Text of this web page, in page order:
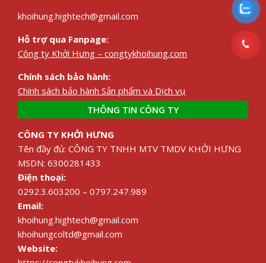
khoihung.hightech@gmail.com
Hỗ trợ qua Fanpage:
Công ty Khởi Hưng – congtykhoihung.com
Chính sách bảo hành:
Chính sách bảo hành Sản phẩm và Dịch vụ
THÔNG TIN CÔNG TY
CÔNG TY KHỞI HƯNG
Tên đầy đủ: CÔNG TY TNHH MTV TMDV KHỞI HƯNG
MSDN: 6300281433
Điện thoại:
0292.3.603200 – 0797.247.989
Email:
khoihung.hightech@gmail.com
khoihungcoltd@gmail.com
Website: